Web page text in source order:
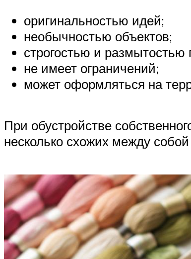
оригинальностью идей;
необычностью объектов;
строгостью и
не имеет ограничений;
может оформляться на
При обустройстве
несколько схожих между